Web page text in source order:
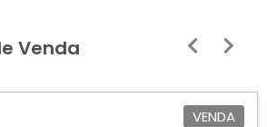
Venda
VENDA